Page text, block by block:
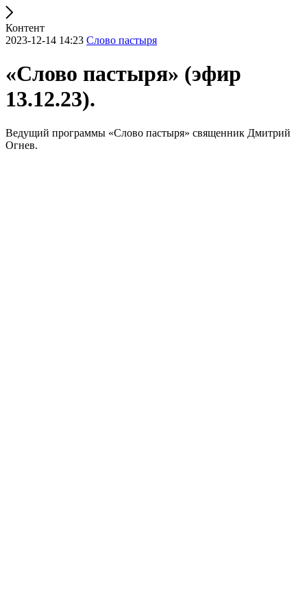
Контент
2023-12-14 14:23 Слово пастыря
«Слово пастыря» (эфир
13.12.23).
Ведущий программы «Слово пастыря» священник Дмитрий
Огнев.